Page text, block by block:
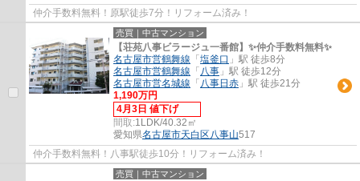
仲介手数料無料！原駅徒歩7分！リフォーム済み！
売買｜中古マンション
【荘苑八事ビラージュ一番館】✨️仲介手数料無料✨️
名古屋市営鶴舞線 「 塩釜口 」駅 徒歩8分
名古屋市営鶴舞線 「 八事 」駅 徒歩12分
名古屋市営名城線 「 八事日赤 」駅 徒歩21分
1,190万円
4月3日 値下げ
間取:1LDK/40.32㎡
愛知県名古屋市天白区八事山517
仲介手数料無料！八事駅徒歩10分！リフォーム済み！
売買｜中古マンション